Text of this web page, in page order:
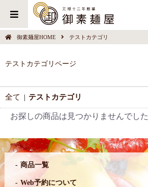
御素麺屋HOME テストカテゴリ
テストカテゴリページ
全て | テストカテゴリ
お探しの商品は見つかりませんでした
商品一覧
Web予約について